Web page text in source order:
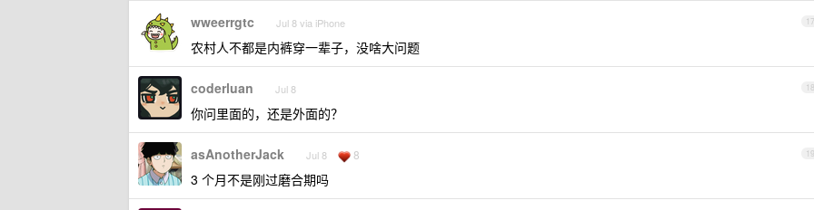
17
wweerrgtc Jul 8 via iPhone
农村人不都是内裤穿一辈子，没啥大问题
18
coderluan Jul 8
你问里面的，还是外面的？
19
asAnotherJack Jul 8 8
3 个月不是刚过磨合期吗